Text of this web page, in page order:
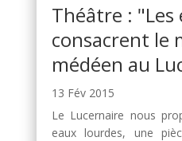
Théâtre :
consacrent le
médéen au
13 Fév 2015
Le Lucernaire nous
eaux lourdes, une